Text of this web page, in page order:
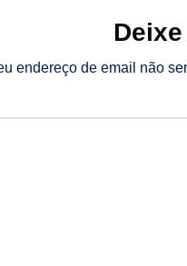
endereço de email não